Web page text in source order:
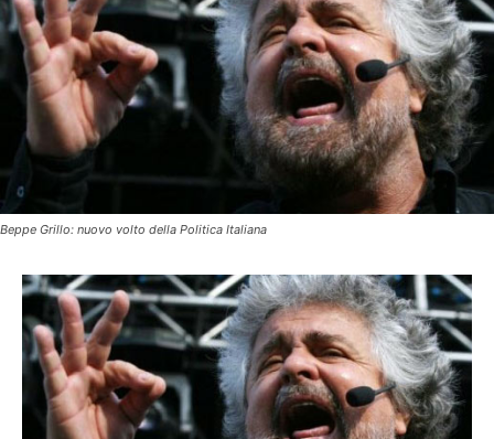
Beppe Grillo: nuovo volto della Politica Italiana